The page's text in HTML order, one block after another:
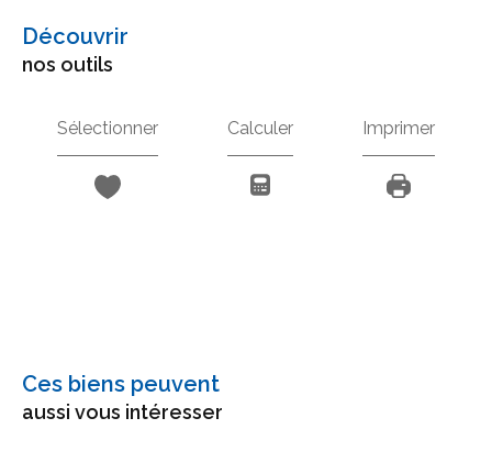
découvrir
nos outils
Sélectionner Calculer Imprimer
Ces biens peuvent
aussi vous intéresser